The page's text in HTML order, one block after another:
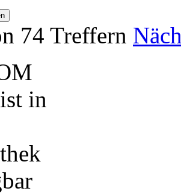
74 Treffern